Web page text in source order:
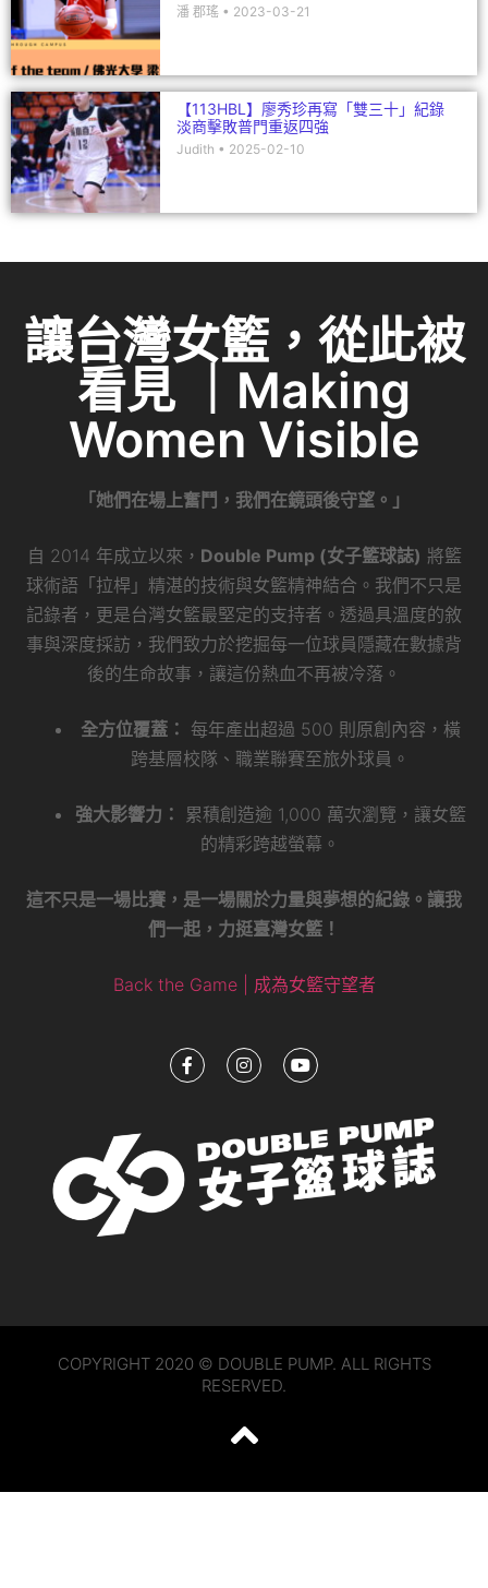
潘 郡瑤 2023-03-21
【113HBL】廖秀珍再寫「雙三十」紀錄
淡商擊敗普門重返四強
Judith 2025-02-10
讓台灣女籃，從此被
看見 ｜Making
Women Visible
「她們在場上奮鬥，我們在鏡頭後守望。」
自 2014 年成立以來， Double Pump (女子籃球誌) 將籃
球術語「拉桿」精湛的技術與女籃精神結合。我們不只是
記錄者，更是台灣女籃最堅定的支持者。透過具溫度的敘
事與深度採訪，我們致力於挖掘每一位球員隱藏在數據背
後的生命故事，讓這份熱血不再被冷落。
全方位覆蓋： 每年產出超過 500 則原創內容，橫
跨基層校隊、職業聯賽至旅外球員。
強大影響力：
累積創造逾 1,000 萬次瀏覽，讓女籃
的精彩跨越螢幕。
這不只是一場比賽，是一場關於力量與夢想的紀錄。讓我
們一起，力挺臺灣女籃！
Back the Game | 成為女籃守望者
COPYRIGHT 2020 © DOUBLE PUMP. ALL RIGHTS
RESERVED.